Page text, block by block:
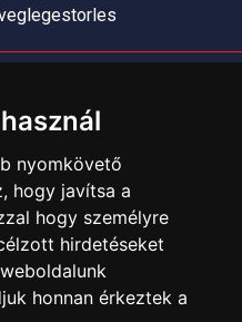
nyomkövető
hogy javítsa a
hogy személyre
hirdetéseket
honnan érkeztek a
mód kizárólag átutalással
lehetőség.